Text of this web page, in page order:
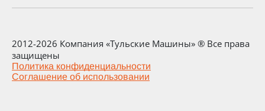
2012-2026 Компания «Тульские Машины» ® Все права
защищены
Политика конфиденциальности
Соглашение об использовании